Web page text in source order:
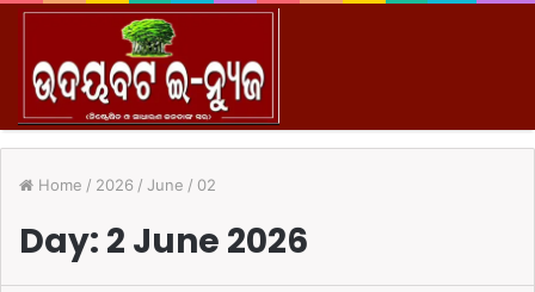
Home / 2026 / June / 02
Day: 2 June 2026